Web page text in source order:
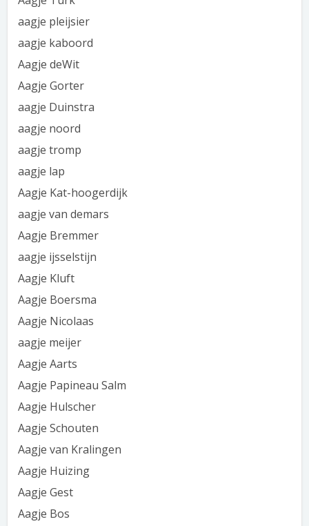
aagje pleijsier
aagje kaboord
Aagje deWit
Aagje Gorter
aagje Duinstra
aagje noord
aagje tromp
aagje lap
Aagje Kat-hoogerdijk
aagje van demars
Aagje Bremmer
aagje ijsselstijn
Aagje Kluft
Aagje Boersma
Aagje Nicolaas
aagje meijer
Aagje Aarts
Aagje Papineau Salm
Aagje Hulscher
Aagje Schouten
Aagje van Kralingen
Aagje Huizing
Aagje Gest
Aagje Bos